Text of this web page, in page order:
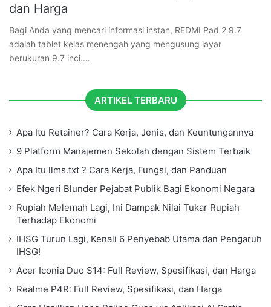
dan Harga
Bagi Anda yang mencari informasi instan, REDMI Pad 2 9.7
adalah tablet kelas menengah yang mengusung layar
berukuran 9.7 inci.…
ARTIKEL TERBARU
Apa Itu Retainer? Cara Kerja, Jenis, dan Keuntungannya
9 Platform Manajemen Sekolah dengan Sistem Terbaik
Apa Itu llms.txt ? Cara Kerja, Fungsi, dan Panduan
Efek Ngeri Blunder Pejabat Publik Bagi Ekonomi Negara
Rupiah Melemah Lagi, Ini Dampak Nilai Tukar Rupiah
Terhadap Ekonomi
IHSG Turun Lagi, Kenali 6 Penyebab Utama dan Pengaruh
IHSG!
Acer Iconia Duo S14: Full Review, Spesifikasi, dan Harga
Realme P4R: Full Review, Spesifikasi, dan Harga